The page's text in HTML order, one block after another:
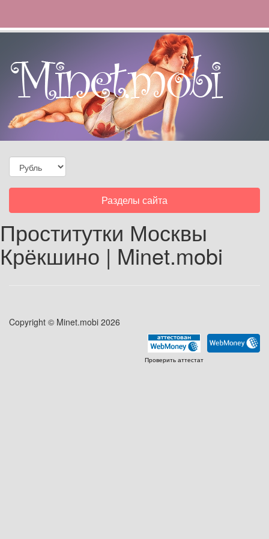
Toggle
navigation
Разделы сайта
Проститутки Москвы
Крёкшино | Minet.mobi
Copyright © Minet.mobi 2026
Проверить аттестат